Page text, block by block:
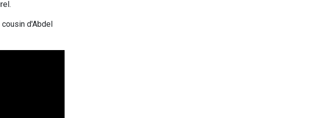
cousin d'Abdel